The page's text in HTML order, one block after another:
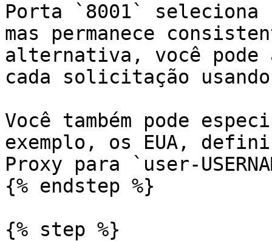
Porta `8001` seleciona
mas permanece
alternativa, você
cada solicitação
Você também pode
exemplo, os EUA,
Proxy para `user-
{% endstep %}
{% step %}